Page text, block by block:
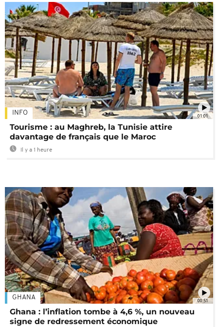
01:01
INFO
Tourisme : au Maghreb, la Tunisie attire
davantage de français que le Maroc
Il y a 1 heure
00:51
GHANA
Ghana : l’inflation tombe à 4,6 %, un nouveau
signe de redressement économique